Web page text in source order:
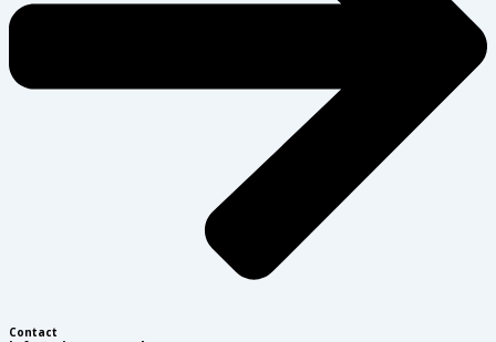
Contact